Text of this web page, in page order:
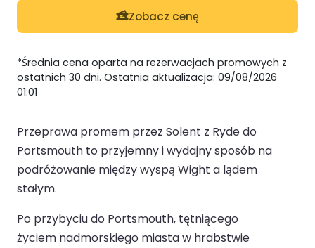
Zobacz cenę
*Średnia cena oparta na rezerwacjach promowych z
ostatnich 30 dni. Ostatnia aktualizacja: 09/08/2026
01:01
Przeprawa promem przez Solent z Ryde do
Portsmouth to przyjemny i wydajny sposób na
podróżowanie między wyspą Wight a lądem
stałym.
Po przybyciu do Portsmouth, tętniącego
życiem nadmorskiego miasta w hrabstwie